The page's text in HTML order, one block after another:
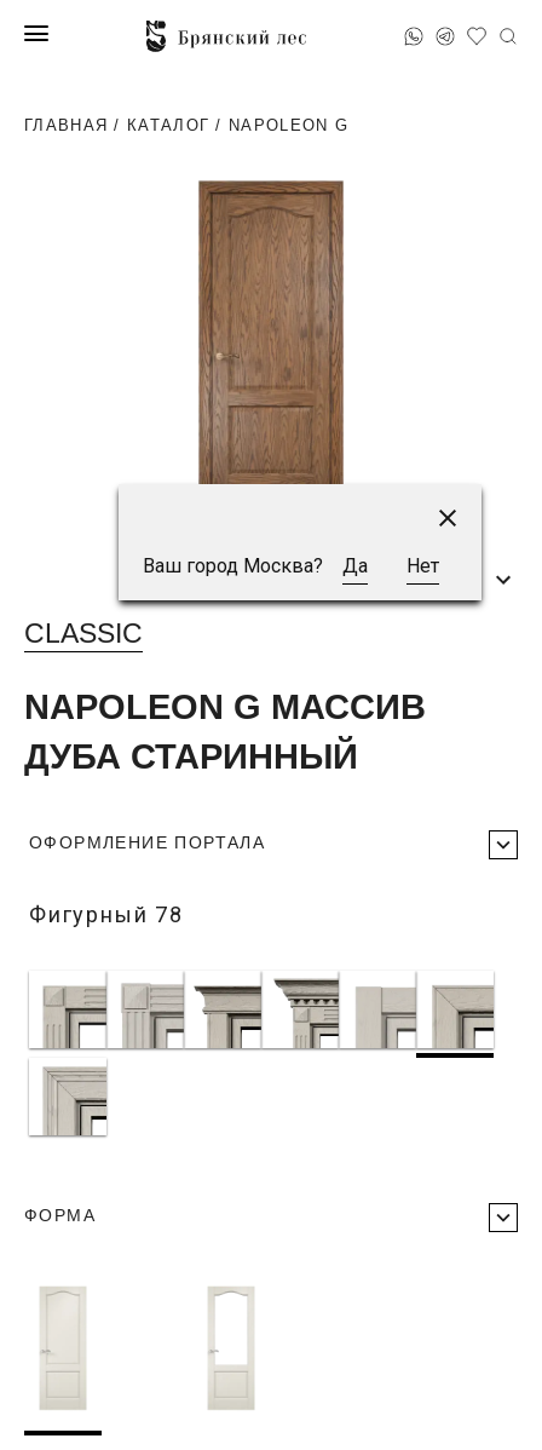
Ваш город Москва? Да Нет
ГЛАВНАЯ / КАТАЛОГ / NAPOLEON G
CLASSIC
NAPOLEON G МАССИВ
ДУБА СТАРИННЫЙ
ОФОРМЛЕНИЕ ПОРТАЛА
Фигурный 78
ФОРМА